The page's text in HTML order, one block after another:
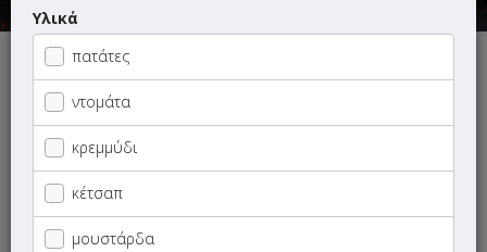
ΜΕΝΟΥ ΠΛΗΡΟΦΟΡΙΕΣ ΑΞΙΟΛΟΓΗΣΕΙΣ
Γρήγορη
αναζήτηση
προϊόντος...
DEAL OF THE DAY
1+1 DEALS
Υλικά
πατάτες
ντομάτα
κρεμμύδι
κέτσαπ
μουστάρδα